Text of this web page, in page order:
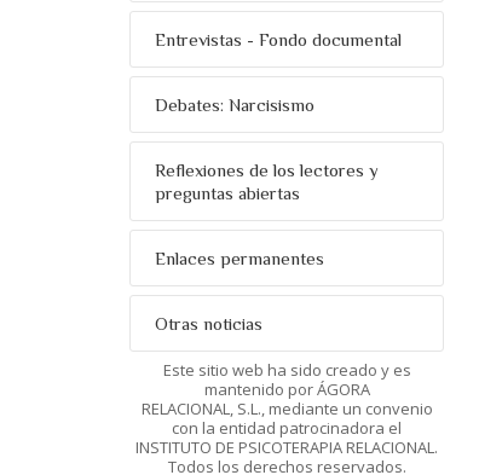
Entrevistas - Fondo documental
Debates: Narcisismo
Reflexiones de los lectores y
preguntas abiertas
Enlaces permanentes
Otras noticias
Este sitio web ha sido creado y es
mantenido por ÁGORA
RELACIONAL, S.L., mediante un convenio
con la entidad patrocinadora el
INSTITUTO DE PSICOTERAPIA RELACIONAL.
Todos los derechos reservados.